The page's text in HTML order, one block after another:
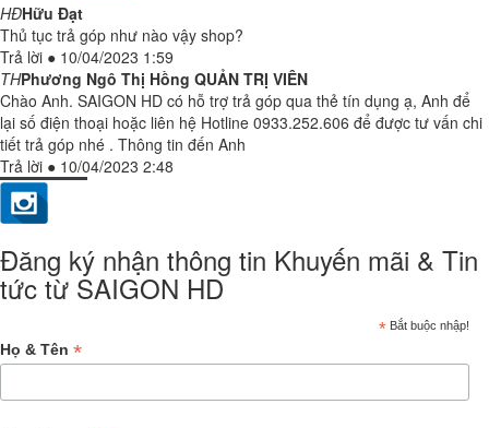
HĐHữu Đạt
Thủ tục trả góp như nào vậy shop?
Trả lời ● 10/04/2023 1:59
THPhương Ngô Thị Hồng QUẢN TRỊ VIÊN
Chào Anh. SAIGON HD có hỗ trợ trả góp qua thẻ tín dụng ạ, Anh để
lại số điện thoại hoặc liên hệ Hotline 0933.252.606 để được tư vấn chi
tiết trả góp nhé . Thông tin đến Anh
Trả lời ● 10/04/2023 2:48
Đăng ký nhận thông tin Khuyến mãi & Tin
tức từ SAIGON HD
* Bắt buộc nhập!
Họ & Tên *